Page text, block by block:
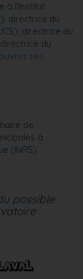
à l'Institut
directrice du
directrice du
du
ses
de
à
(INRS).
possible